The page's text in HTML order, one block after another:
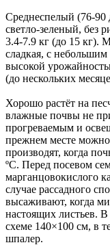
Среднеспелый (76-90
светло-зеленый, без
3.4-7.9 кг (до 15 кг).
сладкая, с
высокой
(до нескольких
Хорошо растёт на
влажные почвы не
прогреваемым и
прежнем месте
производят, когда
ºС. Перед посевом
марганцовокислого
случае рассадного
высаживают, когда
настоящих листьев.
схеме 140×100 см, в
шпалер.